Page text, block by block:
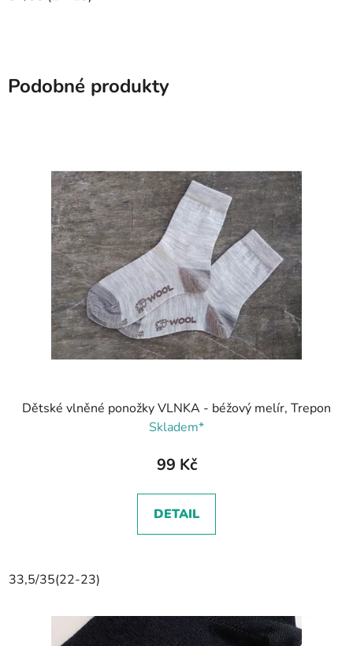
Podobné produkty
Dětské vlněné ponožky VLNKA - béžový melír, Trepon
Skladem*
99 Kč
DETAIL
33,5/35(22-23)